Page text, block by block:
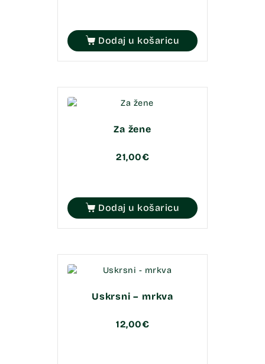
Dodaj u košaricu
Za žene
21,00€
Dodaj u košaricu
Uskrsni – mrkva
12,00€